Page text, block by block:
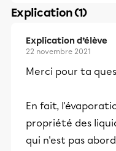
Explication (1)
Explication d’élève
22 novembre 2021
Merci pour ta
En fait,
propriété des
qui n'est pas